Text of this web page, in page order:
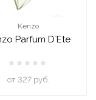
Kenzo
Parfum D`Ete
oт 327 руб.